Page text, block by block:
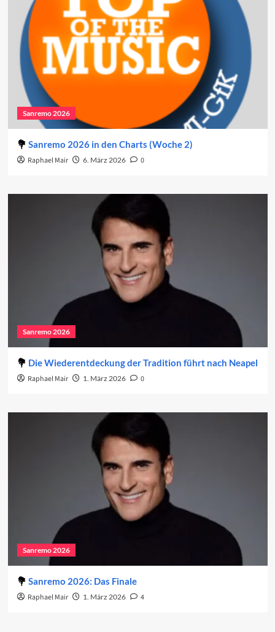
Sanremo 2026
Sanremo 2026 in den Charts (Woche 2)
Raphael Mair 6. März 2026 0
Sanremo 2026
Die Wiederentdeckung der Tradition führt nach Neapel
Raphael Mair 1. März 2026 0
Sanremo 2026
Sanremo 2026: Das Finale
Raphael Mair 1. März 2026 4